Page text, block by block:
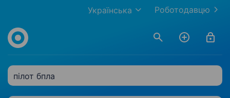
Роботодавцю
Українська
пілот бпла